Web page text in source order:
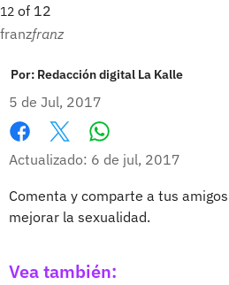
12 of 12
franzfranz
Por: Redacción digital La Kalle
5 de Jul, 2017
Facebook
X
Actualizado: 6 de jul, 2017
Comenta y comparte a tus
mejorar la sexualidad.
Vea también: